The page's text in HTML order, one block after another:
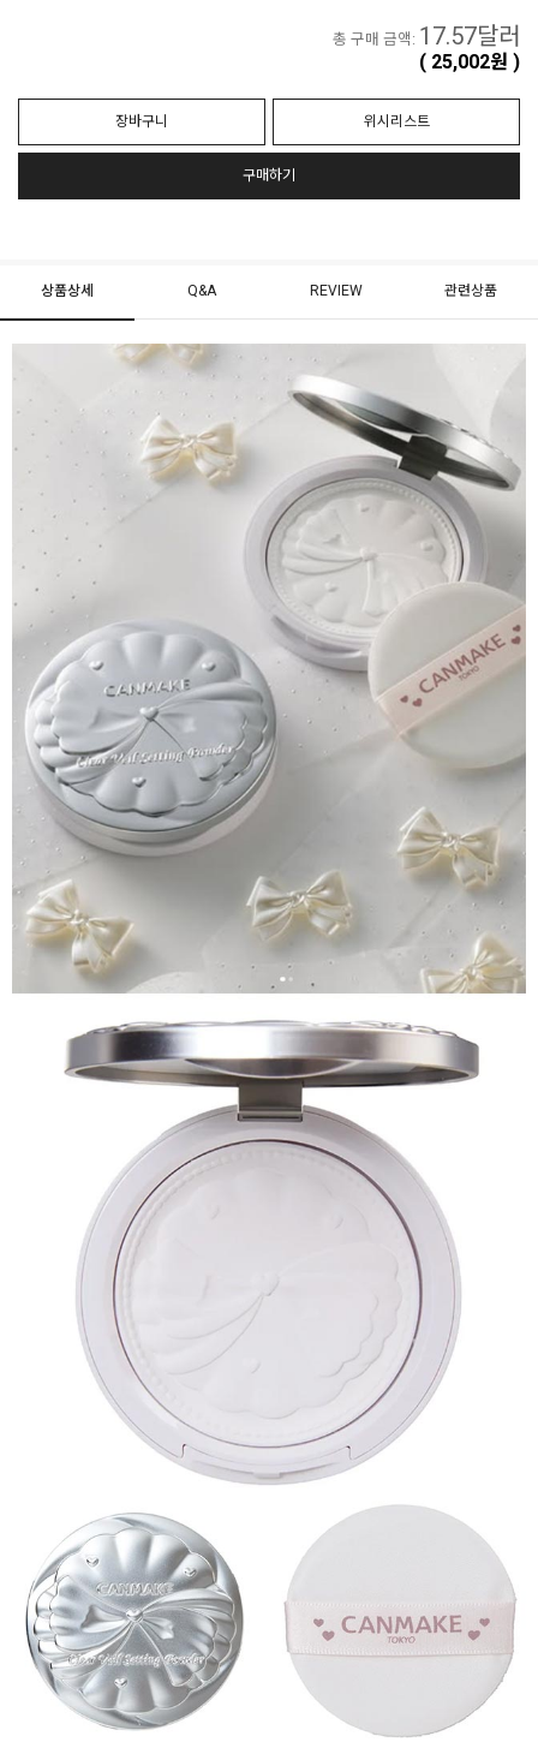
총 구매 금액: 17.57달러
( 25,002원 )
장바구니 위시리스트
구매하기
상품상세 Q&A REVIEW 관련상품